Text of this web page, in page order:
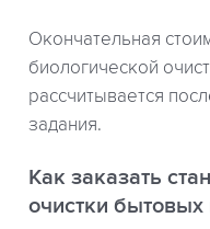
Окончательная
биологической
рассчитывается
задания.
Как заказать
очистки бытовых